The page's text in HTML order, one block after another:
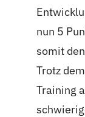
nun 5
somit
Trotz
Training